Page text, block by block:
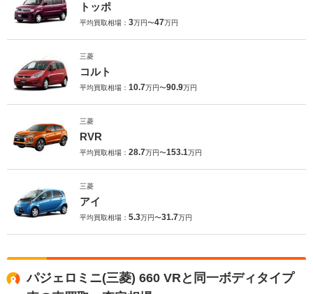
トッポ
平均買取相場： 3万円〜47万円
三菱
コルト
平均買取相場： 10.7万円〜90.9万円
三菱
RVR
平均買取相場： 28.7万円〜153.1万円
三菱
アイ
平均買取相場： 5.3万円〜31.7万円
パジェロミニ(三菱) 660 VRと同一ボディタイプ